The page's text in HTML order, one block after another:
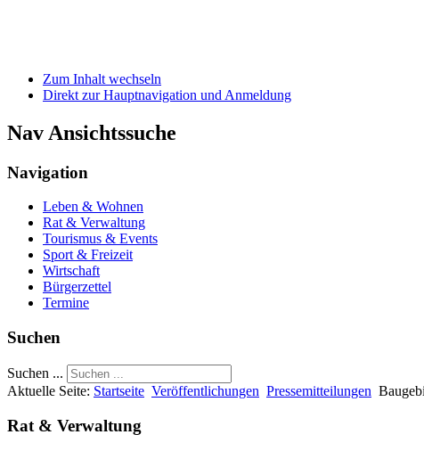
Zum Inhalt wechseln
Direkt zur Hauptnavigation und Anmeldung
Nav Ansichtssuche
Navigation
Leben & Wohnen
Rat & Verwaltung
Tourismus & Events
Sport & Freizeit
Wirtschaft
Bürgerzettel
Termine
Suchen
Suchen ...
Aktuelle Seite: Startseite Veröffentlichungen Pressemitteilungen
Rat & Verwaltung